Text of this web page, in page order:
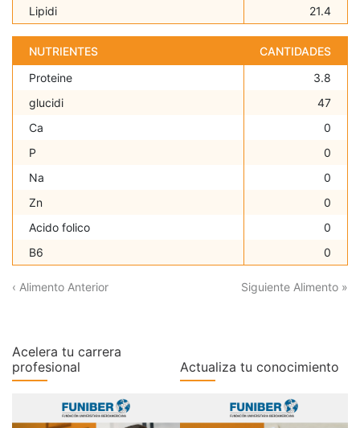
Lipidi
21.4
NUTRIENTES
CANTIDADES
Proteine
3.8
glucidi
47
Ca
0
P
0
Na
0
Zn
0
Acido folico
0
B6
0
‹ Alimento Anterior Siguiente Alimento »
Acelera tu carrera
profesional
Actualiza tu conocimiento